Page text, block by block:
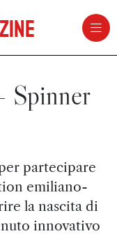
Spinner
partecipare
emiliano-
la nascita di
innovativo